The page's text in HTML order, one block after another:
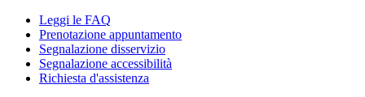
Leggi le FAQ
Prenotazione appuntamento
Segnalazione disservizio
Segnalazione accessibilità
Richiesta d'assistenza